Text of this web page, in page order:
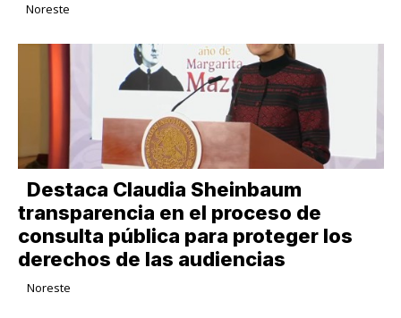
Noreste
Destaca Claudia Sheinbaum
transparencia en el proceso de
consulta pública para proteger los
derechos de las audiencias
Noreste